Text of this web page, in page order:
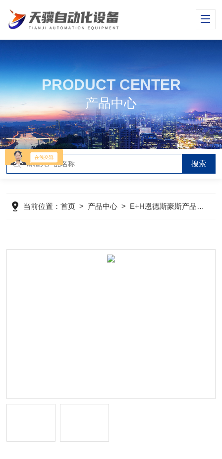
PRODUCT CENTER
产品中心
当前位置：首页 > 产品中心 > E+H恩德斯豪斯产品>